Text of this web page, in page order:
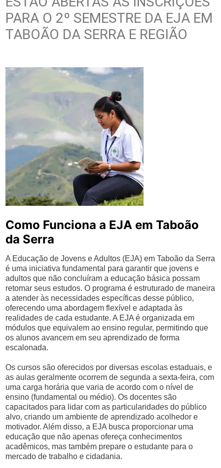
PARA O 2º SEMESTRE DA EJA EM
TABOÃO DA SERRA E REGIÃO
Como Funciona a EJA em Taboão
da Serra
A Educação de Jovens e Adultos (EJA) em Taboão da Serra
é uma iniciativa fundamental para garantir que jovens e
adultos que não concluíram a educação básica possam
retomar seus estudos. O programa é estruturado de maneira
a atender às necessidades específicas desse público,
oferecendo uma abordagem flexível e adaptada às
realidades de cada estudante. A EJA é organizada em
módulos que equivalem ao ensino regular, permitindo que
os alunos avancem em seu aprendizado de forma
escalonada.
Os cursos são oferecidos por diversas escolas estaduais, e
as aulas geralmente ocorrem de segunda a sexta-feira, com
uma carga horária que varia de acordo com o nível de
ensino (fundamental ou médio). Os docentes são
capacitados para lidar com as particularidades do público
alvo, criando um ambiente de aprendizado acolhedor e
motivador. Além disso, a EJA busca proporcionar uma
educação que não apenas ofereça conhecimentos
acadêmicos, mas também prepare o estudante para o
mercado de trabalho e cidadania.